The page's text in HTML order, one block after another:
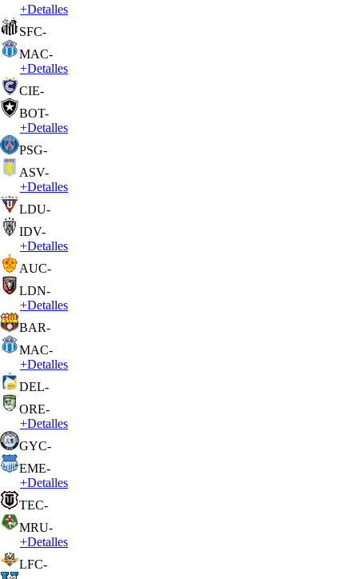
+Detalles
SFC-
MAC-
+Detalles
CIE-
BOT-
+Detalles
PSG-
ASV-
+Detalles
LDU-
IDV-
+Detalles
AUC-
LDN-
+Detalles
BAR-
MAC-
+Detalles
DEL-
ORE-
+Detalles
GYC-
EME-
+Detalles
TEC-
MRU-
+Detalles
LFC-